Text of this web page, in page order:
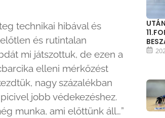
technikai hibával és
és rutintalan
mi játszottuk, de ezen a
elleni mérkőzést
nagy százalékban
jobb védekezéshez.
munka, ami előttünk áll…”